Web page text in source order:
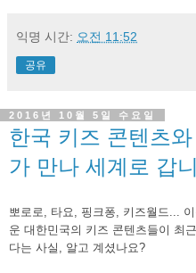
익명 시간: 오전 11:52
공유
2016년 10월 5일 수요일
한국 키즈 콘텐츠
가 만나 세계로 갑
뽀로로, 타요, 핑크퐁, 키즈월드...
운 대한민국의 키즈 콘텐츠들이 최
다는 사실, 알고 계셨나요?